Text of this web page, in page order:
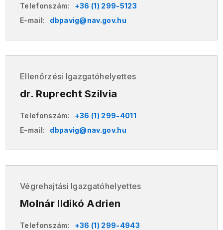
Telefonszám:
+36 (1) 299-5123
E-mail:
dbpavig@nav.gov.hu
Ellenőrzési Igazgatóhelyettes
dr. Ruprecht Szilvia
Telefonszám:
+36 (1) 299-4011
E-mail:
dbpavig@nav.gov.hu
Végrehajtási Igazgatóhelyettes
Molnár Ildikó Adrien
Telefonszám:
+36 (1) 299-4943